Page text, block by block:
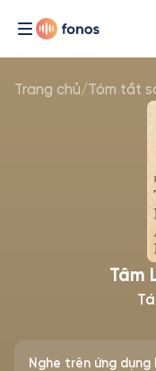
Trang chủ/Tóm tắt
Tâm
Nghe trên ứng